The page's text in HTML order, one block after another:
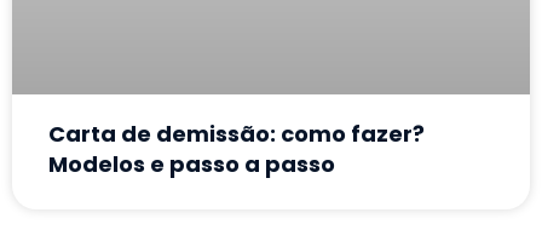
Carta de demissão: como fazer?
Modelos e passo a passo